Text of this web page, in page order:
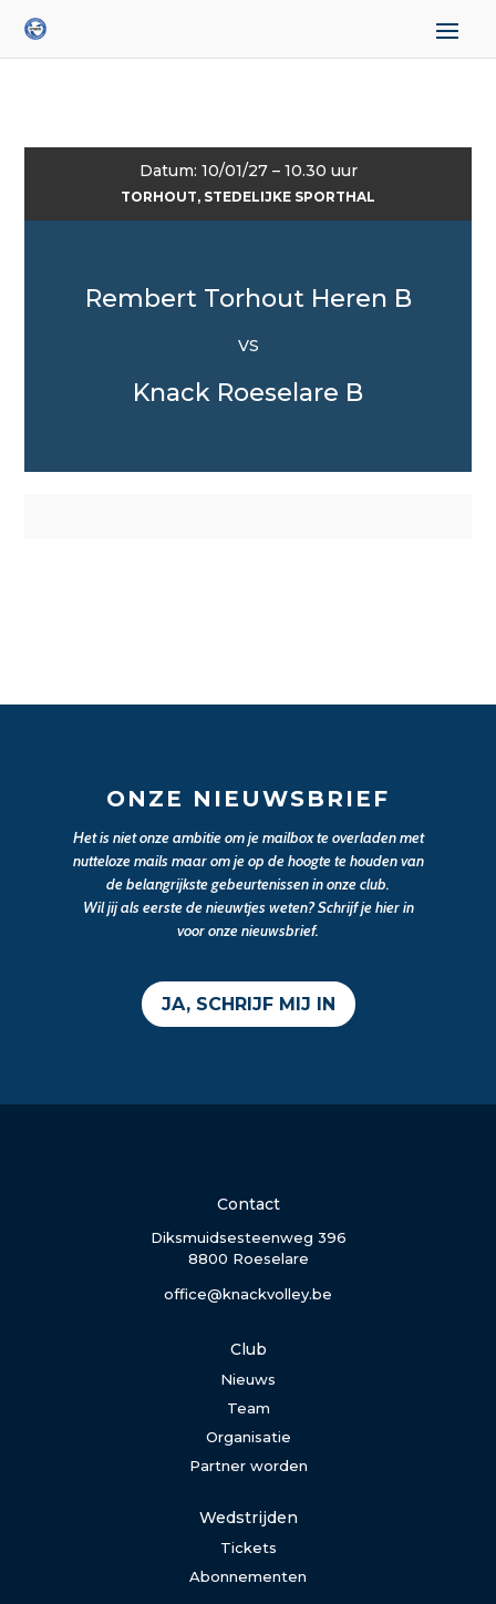
Datum: 10/01/27 – 10.30 uur
TORHOUT, STEDELIJKE SPORTHAL
Rembert Torhout Heren B
VS
Knack Roeselare B
ONZE NIEUWSBRIEF
Het is niet onze ambitie om je mailbox te overladen met
nutteloze mails maar om je op de hoogte te houden van
de belangrijkste gebeurtenissen in onze club.
Wil jij als eerste de nieuwtjes weten? Schrijf je hier in
voor onze nieuwsbrief.
JA, SCHRIJF MIJ IN
Contact
Diksmuidsesteenweg 396
8800 Roeselare
office@knackvolley.be
Club
Nieuws
Team
Organisatie
Partner worden
Wedstrijden
Tickets
Abonnementen